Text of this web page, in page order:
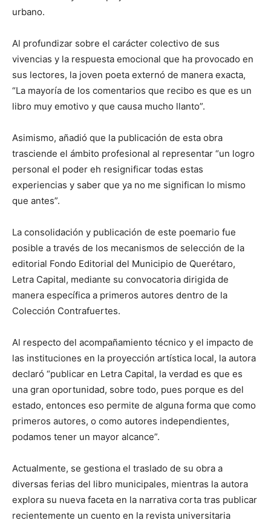
urbano.
Al profundizar sobre el carácter colectivo de sus
vivencias y la respuesta emocional que ha provocado en
sus lectores, la joven poeta externó de manera exacta,
“La mayoría de los comentarios que recibo es que es un
libro muy emotivo y que causa mucho llanto”.
Asimismo, añadió que la publicación de esta obra
trasciende el ámbito profesional al representar “un logro
personal el poder eh resignificar todas estas
experiencias y saber que ya no me significan lo mismo
que antes”.
La consolidación y publicación de este poemario fue
posible a través de los mecanismos de selección de la
editorial Fondo Editorial del Municipio de Querétaro,
Letra Capital, mediante su convocatoria dirigida de
manera específica a primeros autores dentro de la
Colección Contrafuertes.
Al respecto del acompañamiento técnico y el impacto de
las instituciones en la proyección artística local, la autora
declaró “publicar en Letra Capital, la verdad es que es
una gran oportunidad, sobre todo, pues porque es del
estado, entonces eso permite de alguna forma que como
primeros autores, o como autores independientes,
podamos tener un mayor alcance”.
Actualmente, se gestiona el traslado de su obra a
diversas ferias del libro municipales, mientras la autora
explora su nueva faceta en la narrativa corta tras publicar
recientemente un cuento en la revista universitaria